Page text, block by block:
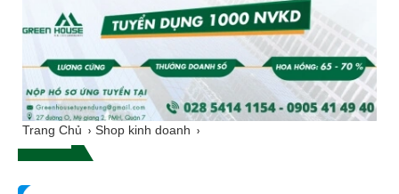
Trang Chủ Shop kinh doanh